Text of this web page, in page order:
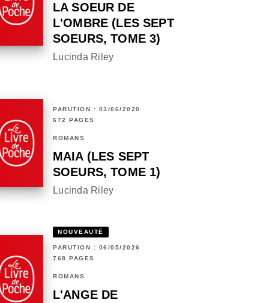
LA SOEUR DE
L'OMBRE (LES SEPT
SOEURS, TOME 3)
Lucinda Riley
PARUTION : 03/06/2020
672 PAGES
ROMANS
MAIA (LES SEPT
SOEURS, TOME 1)
Lucinda Riley
NOUVEAUTÉ
PARUTION : 06/05/2026
768 PAGES
ROMANS
L'ANGE DE